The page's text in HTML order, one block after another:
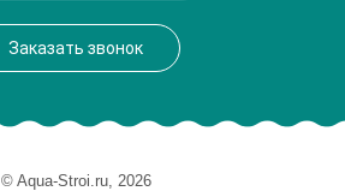
Заказать звонок
© Aqua-Stroi.ru, 2026